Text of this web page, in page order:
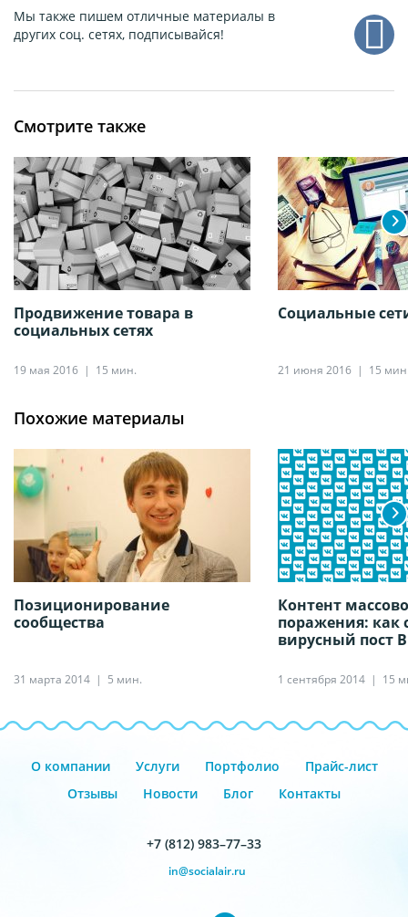
Мы также пишем отличные материалы в
других соц. сетях, подписывайся!
Смотрите также
Продвижение товара в
социальных сетях
19 мая 2016 15 мин.
Социальные
21 июня 2016 15
Похожие материалы
Позиционирование
сообщества
31 марта 2014 5 мин.
Контент
поражения: как
вирусный пост
1 сентября 2014 15
О компании Услуги Портфолио
Прайс-лист
Отзывы
Новости Блог Контакты
+7 (812) 983–77–33
in@socialair.ru